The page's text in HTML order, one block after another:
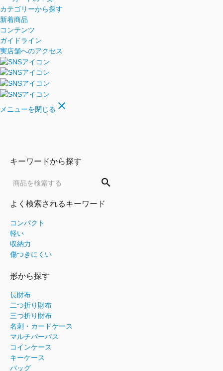
カテゴリーから探す
新着商品
コンテンツ
ガイドライン
実店舗へのアクセス
メニューを閉じる close
キーワードから探す
search
よく検索されるキーワード
コンパクト
軽い
収納力
傷つきにくい
形から探す
長財布
二つ折り財布
三つ折り財布
名刺・カードケース
マルチパーパス
コインケース
キーケース
バッグ